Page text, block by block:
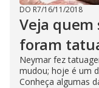
DO R7/16/11/2018
Veja quem
foram
Neymar fez
mudou; hoje é um
Conheça algumas